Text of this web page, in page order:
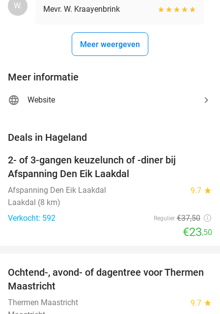
W. Mevr. W. Kraayenbrink
Meer weergeven
Meer informatie
Website
Deals in Hageland
2- of 3-gangen keuzelunch of -diner bij
Afspanning Den Eik Laakdal
Afspanning Den Eik Laakdal 9.7 star
Laakdal (8 km)
Verkocht: 592
Regulier €37,50
€23,50
25%
Ochtend-, avond- of dagentree voor Thermen
Maastricht
Thermen Maastricht 9.7 star